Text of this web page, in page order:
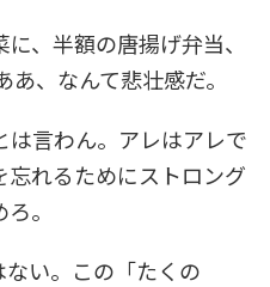
、半額の唐揚げ弁当、
、なんて悲壮感だ。
は言わん。アレはアレで
れるためにストロング
。
い。この「たくの